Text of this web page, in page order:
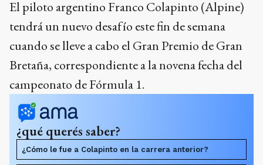
El piloto argentino Franco Colapinto (Alpine)
tendrá un nuevo desafío este fin de semana
cuando se lleve a cabo el Gran Premio de Gran
Bretaña, correspondiente a la novena fecha del
campeonato de Fórmula 1.
¿qué querés saber?
¿Cómo le fue a Colapinto en la carrera anterior?